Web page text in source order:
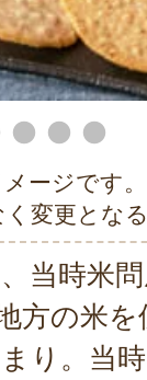
ージです。
変更とな
当時米
方の米
り。当